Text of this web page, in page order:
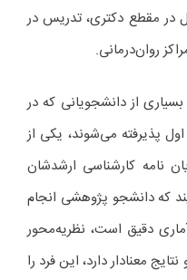
در مقطع دکتری، تدریس در
روان‌درمانی.
از دانشجویانی که در
پذیرفته می‌شوند، یکی از
نامه کارشناسی ارشدشان
که دانشجو پژوهشی انجام
دقیق است، نظریه‌محور
معنادار دارد، این فرد را